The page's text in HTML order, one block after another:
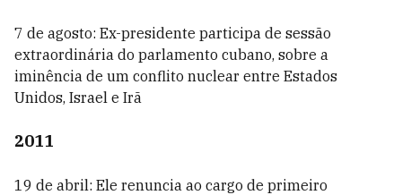
7 de agosto: Ex-presidente participa de sessão
extraordinária do parlamento cubano, sobre a
iminência de um conflito nuclear entre Estados
Unidos, Israel e Irã
2011
19 de abril: Ele renuncia ao cargo de primeiro